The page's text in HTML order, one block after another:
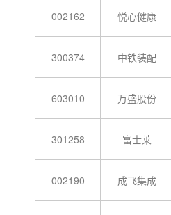
002162 悦心健康
300374 中铁装配
603010 万盛股份
301258 富士莱
002190 成飞集成